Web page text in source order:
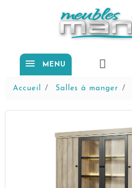
MENU
Accueil Salles à manger